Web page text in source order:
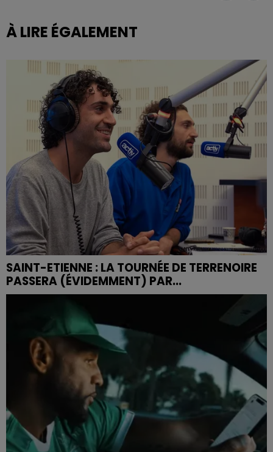
À LIRE ÉGALEMENT
SAINT-ETIENNE : LA TOURNÉE DE TERRENOIRE
PASSERA (ÉVIDEMMENT) PAR...